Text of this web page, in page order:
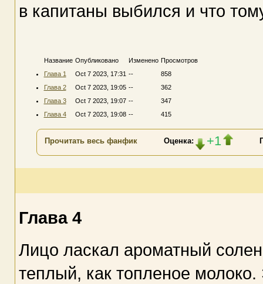
в капитаны выбился и что
Название Опубликовано Изменено Просмотров
Глава 1
Oct 7 2023, 17:31 --
858
Глава 2
Oct 7 2023, 19:05 --
362
Глава 3
Oct 7 2023, 19:07 --
347
Глава 4
Oct 7 2023, 19:08 -- 415
Прочитать весь фанфик Оценка: +1
Глава 4
Лицо ласкал ароматный
теплый, как топленое